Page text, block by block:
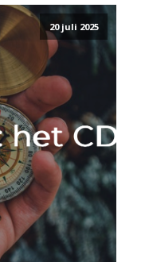
20 juli 2025